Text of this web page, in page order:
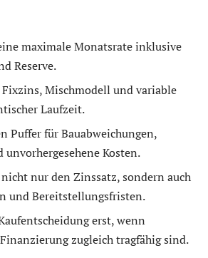
maximale Monatsrate inklusive
Reserve.
Fixzins, Mischmodell und variable
Laufzeit.
Puffer für Bauabweichungen,
Kosten.
nur den Zinssatz, sondern auch
und Bereitstellungsfristen.
erst, wenn
zugleich tragfähig sind.